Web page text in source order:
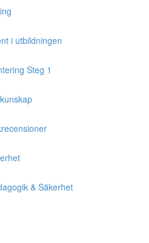
i utbildningen
Steg 1
& Säkerhet